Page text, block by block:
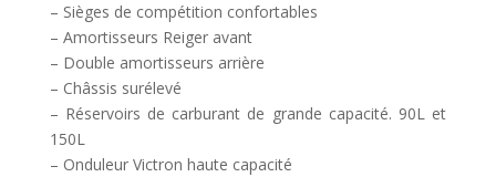
– Sièges de compétition confortables
– Amortisseurs Reiger avant
– Double amortisseurs arrière
– Châssis surélevé
– Réservoirs de carburant de grande capacité. 90L et
150L
– Onduleur Victron haute capacité